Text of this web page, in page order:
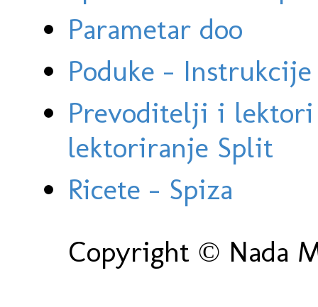
Parametar doo
Poduke -
Prevoditelji i
lektoriranje Split
Ricete - Spiza
Copyright © Nada